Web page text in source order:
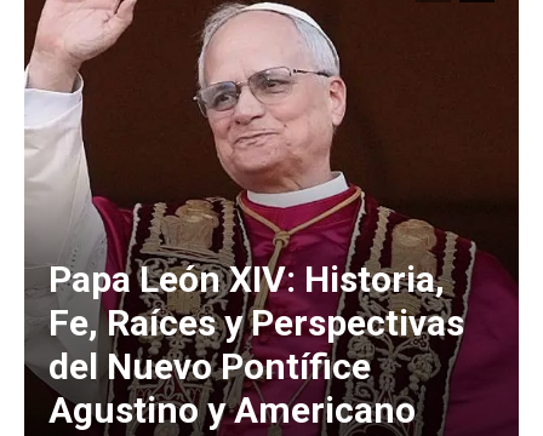
Papa León XIV: Historia,
Fe, Raíces y Perspectivas
del Nuevo Pontífice
Agustino y Americano